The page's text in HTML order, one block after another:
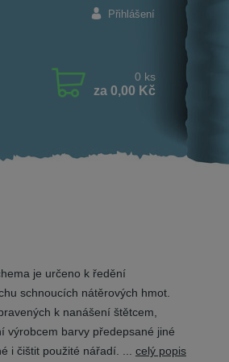
Přihlášení
0 ks
za 0,00 Kč
je určeno k ředění
schnoucích nátěrových hmot.
k nanášení štětcem,
výrobcem barvy předepsané jiné
i čištit použité nářadí. ... celý popis